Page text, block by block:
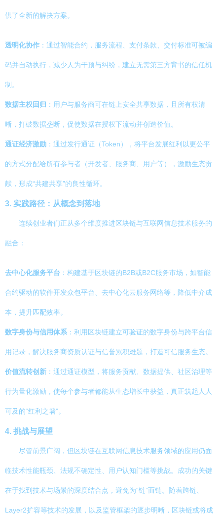
供了全新的解决方案。
透明化协作 ：通过智能合约，服务流程、支付条款、交付标准可被编
码并自动执行，减少人为干预与纠纷，建立无需第三方背书的信任机
制。
数据主权回归 ：用户与服务商可在链上安全共享数据，且所有权清
晰，打破数据垄断，促使数据在授权下流动并创造价值。
通证经济激励 ：通过发行通证（Token），将平台发展红利以更公平
的方式分配给所有参与者（开发者、服务商、用户等），激励生态贡
献，形成“共建共享”的良性循环。
3. 实践路径：从概念到落地
连续创业者们正从多个维度推进区块链与互联网信息技术服务的
融合：
去中心化服务平台 ：构建基于区块链的B2B或B2C服务市场，如智能
合约驱动的软件开发众包平台、去中心化云服务网络等，降低中介成
本，提升匹配效率。
数字身份与信用体系 ：利用区块链建立可验证的数字身份与跨平台信
用记录，解决服务商资质认证与信誉累积难题，打造可信服务生态。
价值流转创新 ：通过通证模型，将服务贡献、数据提供、社区治理等
行为量化激励，使每个参与者都能从生态增长中获益，真正筑起人人
可及的“红利之墙”。
4. 挑战与展望
尽管前景广阔，但区块链在互联网信息技术服务领域的应用仍面
临技术性能瓶颈、法规不确定性、用户认知门槛等挑战。成功的关键
在于找到技术与场景的深度结合点，避免为“链”而链。随着跨链、
Layer2扩容等技术的发展，以及监管框架的逐步明晰，区块链或将成